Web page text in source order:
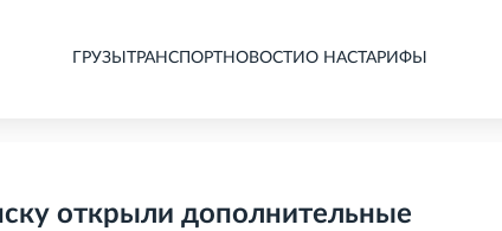
ГРУЗЫ ТРАНСПОРТНОВОСТИ О НАСТАРИФЫ
открыли дополнительные